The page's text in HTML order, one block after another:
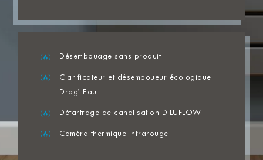
Désembouage sans produit
Clarificateur et désemboueur écologique
Drag’ Eau
Détartrage de canalisation DILUFLOW
Caméra thermique infrarouge